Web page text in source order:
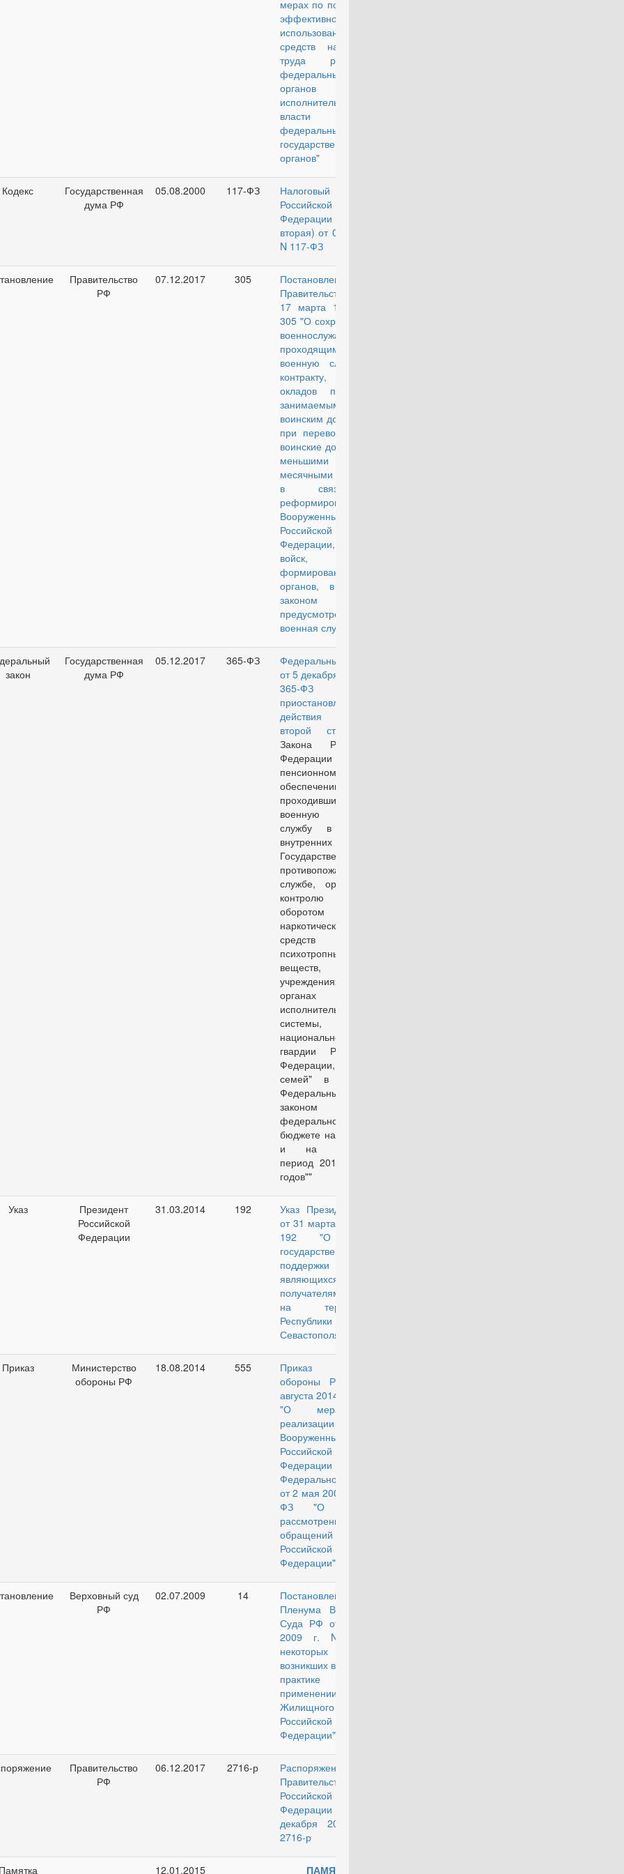
мерах по повышению
эффективности
использования
средств на оплату
труда работников
федеральных
органов
исполнительной
власти и
федеральных
государственных
органов"
Кодекс
Государственная
дума РФ
05.08.2000 117-ФЗ
Налоговый кодекс
Российской
Федерации (часть
вторая) от 05.08.2000
N 117-ФЗ
Правительство
РФ
07.12.2017 305
Постановление
Правительства РФ от
17 марта 1999 г. N
305 "О сохранении за
военнослужащими,
проходящими
военную службу по
контракту, месячных
окладов по ранее
занимаемым
воинским должностям
при переводе их на
воинские должности с
меньшими
месячными окладами
в связи с
реформированием
Вооруженных Сил
Российской
Федерации, других
войск, воинских
формирований и
органов, в которых
законом
предусмотрена
военная служба"
закон
Государственная
дума РФ
05.12.2017 365-ФЗ
Федеральный закон
от 5 декабря 2017 г. N
365-ФЗ "О
приостановлении
действия части
второй статьи 43
Закона Российской
Федерации "О
пенсионном
обеспечении лиц,
проходивших
военную службу,
службу в органах
внутренних дел,
Государственной
противопожарной
службе, органах по
контролю за
оборотом
наркотических
средств и
психотропных
веществ,
учреждениях и
органах уголовно-
исполнительной
системы, войсках
национальной
гвардии Российской
Федерации, и их
семей" в связи с
Федеральным
законом "О
федеральном
бюджете на 2018 год
и на плановый
период 2019 и 2020
годов""
Указ
Президент
Российской
Федерации
31.03.2014 192
Указ Президента РФ
от 31 марта 2014 г. N
192 "О мерах
государственной
поддержки граждан,
являющихся
получателями пенсий
на территориях
Республики Крым и г.
Севастополя"
Приказ
Министерство
обороны РФ
18.08.2014 555
Приказ Министра
обороны РФ от 18
августа 2014 г. № 555
"О мерах по
реализации в
Вооруженных Силах
Российской
Федерации
Федерального закона
от 2 мая 2006 г. N 59-
ФЗ "О порядке
рассмотрения
обращений граждан
Российской
Федерации"
Верховный суд
РФ
02.07.2009 14
Постановление
Пленума Верховного
Суда РФ от 2 июля
2009 г. N 14 "О
некоторых вопросах,
возникших в судебной
практике при
применении
Жилищного кодекса
Российской
Федерации"
Правительство
РФ
06.12.2017 2716-р
Распоряжение
Правительства
Российской
Федерации от 6
декабря 2017 г. N
2716-р
12.01.2015 ПАМЯТКА